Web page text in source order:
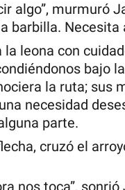
algo”, murmuró
barbilla. Necesita
la leona con
bajo
la ruta; sus
necesidad
parte.
cruzó el
nos toca”, sonrió